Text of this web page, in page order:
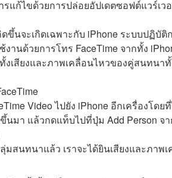
รแก้ไขด้วยการปล่อยอัปเดตซอฟต์แวร์เ
ขึ้นจะเกิดเฉพาะกับ iPhone ระบบปฏิบั
งานด้วยการโทร FaceTime จากทั้ง
งเสียงและภาพเคลื่อนไหวของคู่สนทนา
Video ไปยัง iPhone อีกเครื่องโด
นมา แล้วกดแท็บไปที่ปุ่ม Add Person จ
มสนทนาแล้ว เราจะได้ยินเสียงและภาพ